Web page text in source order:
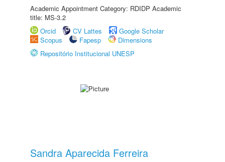
Academic Appointment Category: RDIDP Academic
title: MS-3.2
Orcid
CV Lattes
Google Scholar
Scopus
Fapesp
Dimensions
Repositório Institucional UNESP
Sandra Aparecida Ferreira